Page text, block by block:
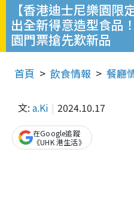
【香港迪士尼樂園
出全新得意造型食品
園門票搶先歎新品
首頁 飲食情報 餐廳
文: a.Ki 2024.10.17
在Google追蹤
《UHK 港生活》